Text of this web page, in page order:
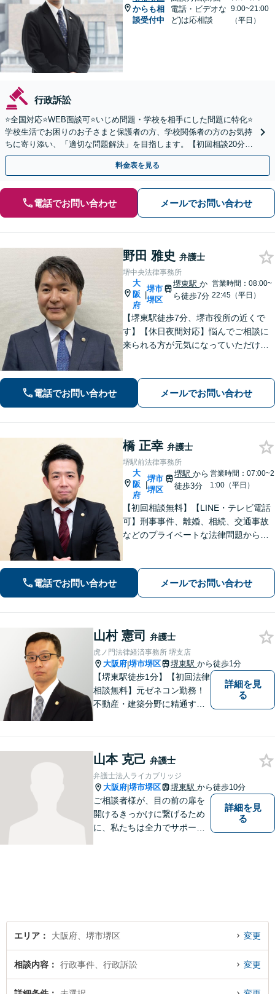
からも相
談受付中
電話・ビデオな
ど)は応相談
9:00~21:00
（平日）
行政訴訟
⭐️全国対応⭐️WEB面談可⭐️いじめ問題・学校を相手にした問題に特化⭐️
学校生活でお困りのお子さまと保護者の方、学校関係者の方のお気持
ちに寄り添い、「適切な問題解決」を目指します。【初回相談20分無
料】
料金表を見る
電話でお問い合わせ メールでお問い合わせ
野田 雅史 弁護士
堺中央法律事務所
大
阪
府
|
堺市
堺区
堺東駅か
ら徒歩7分
営業時間：08:00~
22:45（平日）
【堺東駅徒歩7分、堺市役所の近くで
す】【休日夜間対応】悩んでご相談に
来られる方が元気になっていただける
ください。分野によっては、初回30分
間の無料相談を実施しております。
電話でお問い合わせ メールでお問い合わせ
橋 正幸 弁護士
堺駅前法律事務所
大
阪
府
|
堺市
堺区
堺駅から
徒歩3分
営業時間：07:00~2
1:00（平日）
【初回相談無料】【LINE・テレビ電話
可】刑事事件、離婚、相続、交通事故
などのプライベートな法律問題から、
広く対応。トラブル解決のための身近
な相談相手として、お気軽にご連絡く
電話でお問い合わせ メールでお問い合わせ
山村 憲司 弁護士
虎ノ門法律経済事務所 堺支店
大阪府|堺市堺区 堺東駅 から徒歩1分
【堺東駅徒歩1分】【初回法律
相談無料】元ゼネコン勤務！
不動産・建築分野に精通する
す！全国の支店ネットワーク
を活かし、迅速な解決を目指
します。【夜間土日祝可】
詳細を見
る
山本 克己 弁護士
弁護士法人ライカブリッジ
大阪府|堺市堺区 堺東駅 から徒歩10分
ご相談者様が、目の前の扉を
開けるきっかけに繋げるため
に、私たちは全力でサポート
詳細を見
る
エリア 大阪府、堺市堺区 変更
相談内容 行政事件、行政訴訟 変更